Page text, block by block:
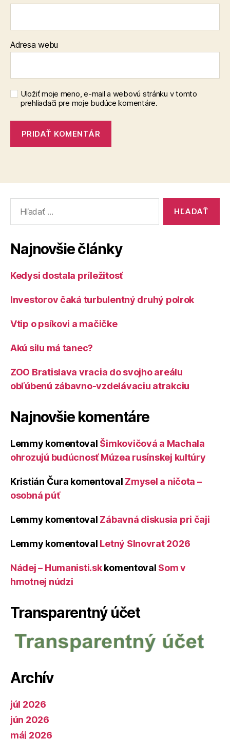
Adresa webu
Uložiť moje meno, e-mail a webovú stránku v tomto
prehliadači pre moje budúce komentáre.
Najnovšie články
Kedysi dostala príležitosť
Investorov čaká turbulentný druhý polrok
Vtip o psíkovi a mačičke
Akú silu má tanec?
ZOO Bratislava vracia do svojho areálu
obľúbenú zábavno-vzdelávaciu atrakciu
Najnovšie komentáre
Lemmy komentoval Šimkovičová a Machala
ohrozujú budúcnosť Múzea rusínskej kultúry
Kristián Čura komentoval Zmysel a ničota –
osobná púť
Lemmy komentoval Zábavná diskusia pri čaji
Lemmy komentoval Letný Slnovrat 2026
Nádej – Humanisti.skkomentoval Som v
hmotnej núdzi
Transparentný účet
Archív
júl 2026
jún 2026
máj 2026